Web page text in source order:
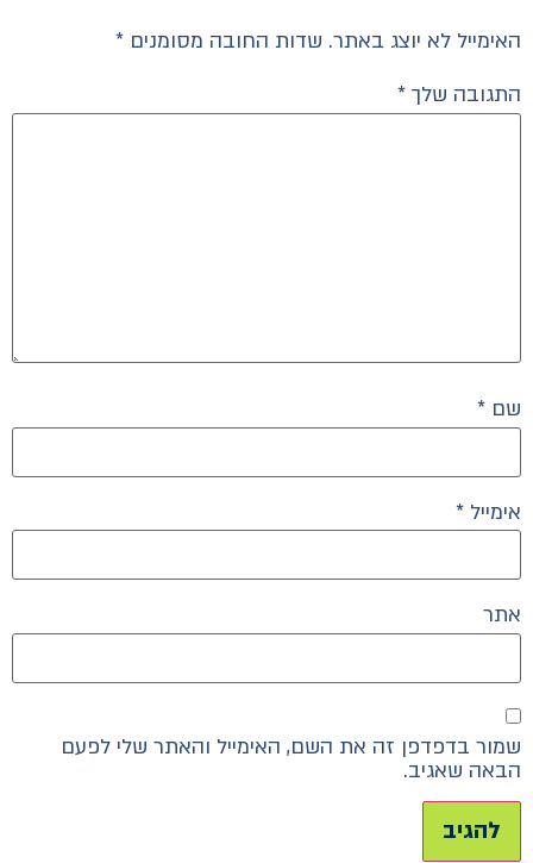
האימייל לא יוצג באתר. שדות החובה מסומנים *
התגובה שלך *
שם *
אימייל *
אתר
שמור בדפדפן זה את השם, האימייל והאתר שלי לפעם
הבאה שאגיב.